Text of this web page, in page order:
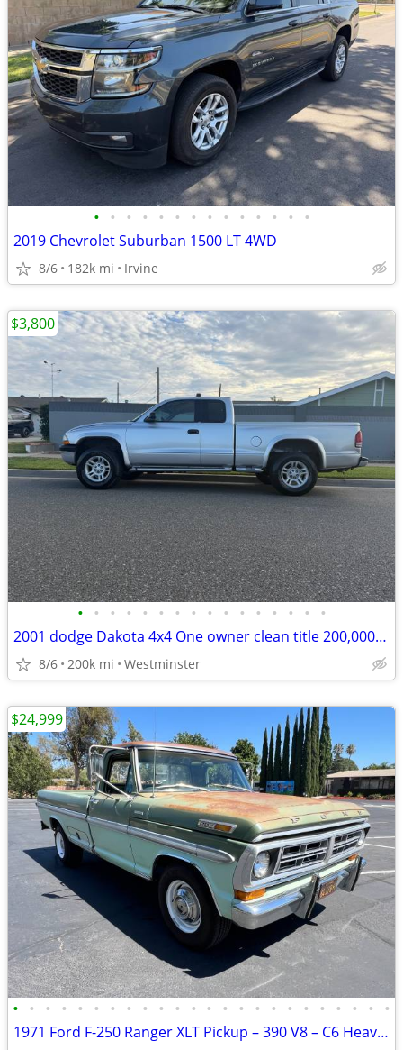
• • • • • • • • • • • • • •
2019 Chevrolet Suburban 1500 LT 4WD
8/6 182k mi Irvine
• • • • • • • • • • • • • • • •
2001 dodge Dakota 4x4 One owner clean title 200,000 miles
8/6 200k mi Westminster
$3,800
• • • • • • • • • • • • • • • • • • • • • • • •
1971 Ford F-250 Ranger XLT Pickup – 390 V8 – C6 Heavy-Duty Automatic – Doc
$24,999